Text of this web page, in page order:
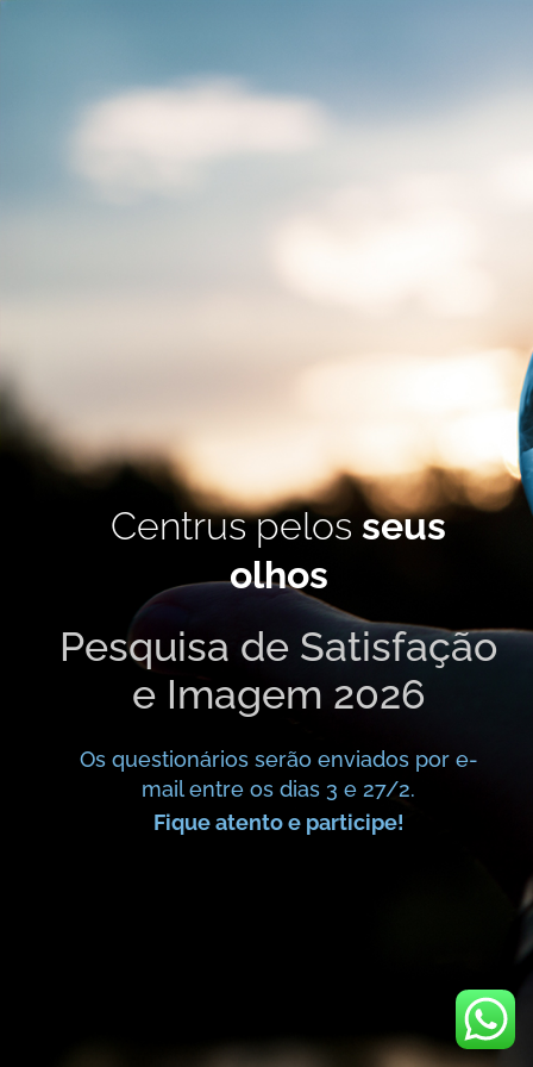
Centrus pelos seus
olhos
Pesquisa de Satisfação
e Imagem 2026
Os questionários serão enviados por e-
mail entre os dias 3 e 27/2.
Fique atento e participe!